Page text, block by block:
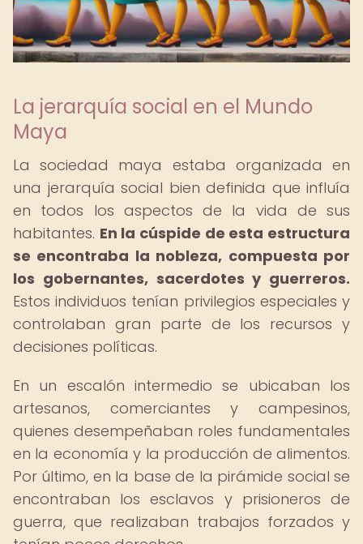
La jerarquía social en el Mundo
Maya
La sociedad maya estaba organizada en
una jerarquía social bien definida que influía
en todos los aspectos de la vida de sus
habitantes. En la cúspide de esta estructura
se encontraba la nobleza, compuesta por
los gobernantes, sacerdotes y guerreros.
Estos individuos tenían privilegios especiales y
controlaban gran parte de los recursos y
decisiones políticas.
En un escalón intermedio se ubicaban los
artesanos, comerciantes y campesinos,
quienes desempeñaban roles fundamentales
en la economía y la producción de alimentos.
Por último, en la base de la pirámide social se
encontraban los esclavos y prisioneros de
guerra, que realizaban trabajos forzados y